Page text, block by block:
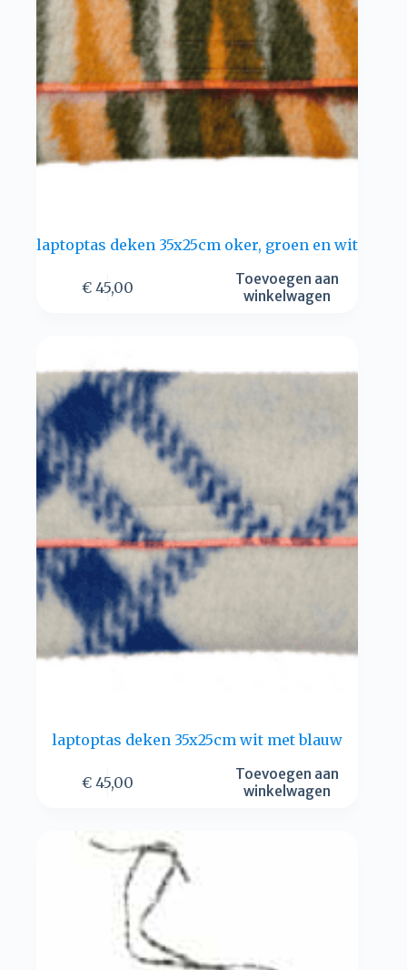
laptoptas deken 35x25cm oker, groen en wit
€ 45,00
Toevoegen aan
winkelwagen
laptoptas deken 35x25cm wit met blauw
€ 45,00
Toevoegen aan
winkelwagen